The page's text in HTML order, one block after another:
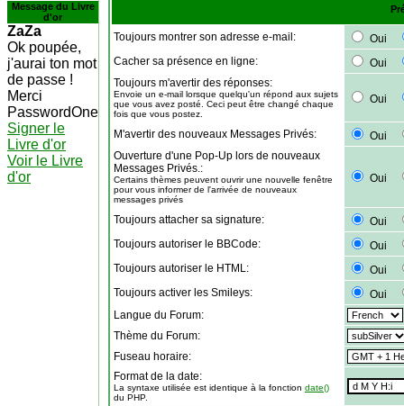
Message du Livre
d'or
ZaZa
Ok poupée,
j'aurai ton mot
de passe !
Merci
PasswordOne
Signer le
Livre d'or
Voir le Livre
d'or
Toujours montrer son adresse e-mail:
Oui
Cacher sa présence en ligne:
Oui
Toujours m'avertir des réponses:
Envoie un e-mail lorsque quelqu'un répond aux sujets
que vous avez posté. Ceci peut être changé chaque
fois que vous postez.
Oui
M'avertir des nouveaux Messages Privés:
Oui
Ouverture d'une Pop-Up lors de nouveaux
Messages Privés.:
Certains thèmes peuvent ouvrir une nouvelle fenêtre
pour vous informer de l'arrivée de nouveaux
messages privés
Oui
Toujours attacher sa signature:
Oui
Toujours autoriser le BBCode:
Oui
Toujours autoriser le HTML:
Oui
Toujours activer les Smileys:
Oui
Langue du Forum:
Thème du Forum:
Fuseau horaire:
Format de la date:
La syntaxe utilisée est identique à la fonction date()
du PHP.